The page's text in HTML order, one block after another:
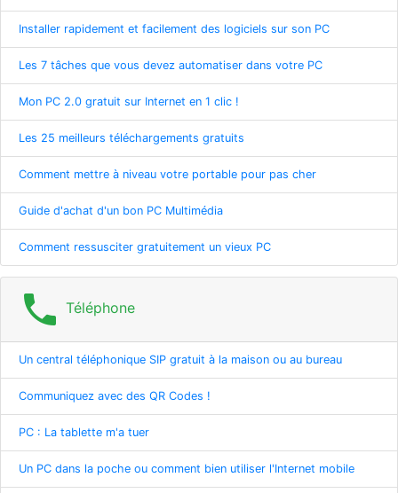
Installer rapidement et facilement des logiciels sur son PC
Les 7 tâches que vous devez automatiser dans votre PC
Mon PC 2.0 gratuit sur Internet en 1 clic !
Les 25 meilleurs téléchargements gratuits
Comment mettre à niveau votre portable pour pas cher
Guide d'achat d'un bon PC Multimédia
Comment ressusciter gratuitement un vieux PC
phone Téléphone
Un central téléphonique SIP gratuit à la maison ou au bureau
Communiquez avec des QR Codes !
PC : La tablette m'a tuer
Un PC dans la poche ou comment bien utiliser l'Internet mobile